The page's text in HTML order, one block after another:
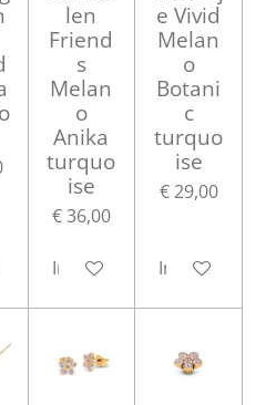
len
Friend
s
Melan
o
Anika
turquo
ise
€ 36,00
In winkelwagen
e Vivid
Melan
o
Botani
c
turquo
ise
€ 29,00
In